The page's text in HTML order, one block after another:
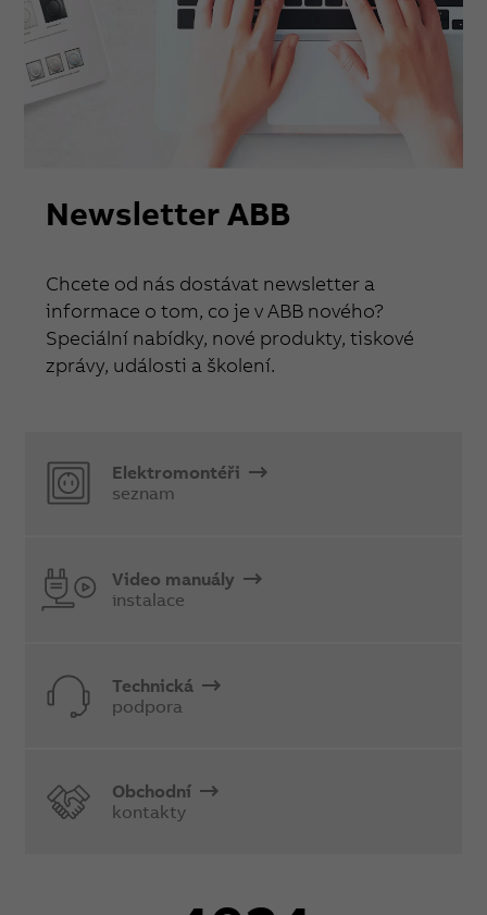
Newsletter ABB
Chcete od nás dostávat newsletter a
informace o tom, co je v ABB nového?
Speciální nabídky, nové produkty, tiskové
zprávy, události a školení.
Elektromontéři
seznam
Video manuály
instalace
Technická
podpora
Obchodní
kontakty